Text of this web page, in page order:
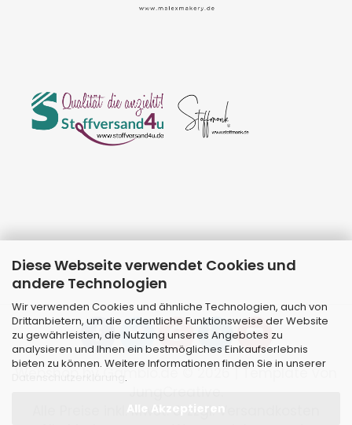
Diese Webseite verwendet Cookies und
andere Technologien
Wir verwenden Cookies und ähnliche Technologien, auch von
Drittanbietern, um die ordentliche Funktionsweise der Website
zu gewährleisten, die Nutzung unseres Angebotes zu
analysieren und Ihnen ein bestmögliches Einkaufserlebnis
bieten zu können. Weitere Informationen finden Sie in unserer
.
Alle Akzeptieren
Webshopby Gambio.de © 2026 | Template von
Alle Preise inkl. MwSt. & zzgl. Versandkosten